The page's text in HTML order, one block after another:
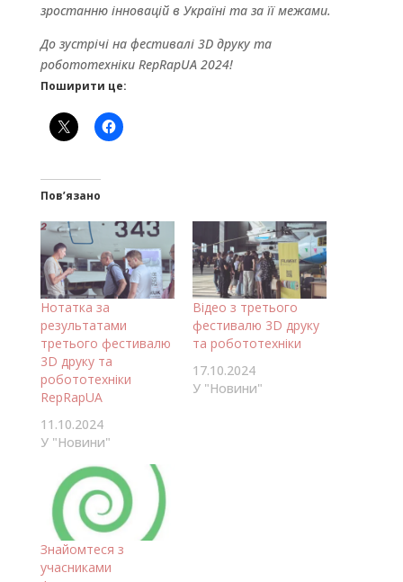
зростанню інновацій в Україні та за її межами.
До зустрічі на фестивалі 3D друку та
робототехніки RepRapUA 2024!
Поширити це:
Пов’язано
Нотатка за
результатами
третього фестивалю
3D друку та
робототехніки
RepRapUA
11.10.2024
У "Новини"
Відео з третього
фестивалю 3D друку
та робототехніки
17.10.2024
У "Новини"
Знайомтеся з
учасниками